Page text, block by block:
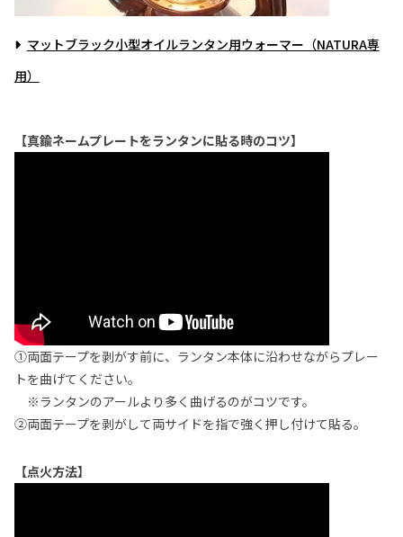
マットブラック小型オイルランタン用ウォーマー（NATURA専
用）
【真鍮ネームプレートをランタンに貼る時のコツ】
①両面テープを剥がす前に、ランタン本体に沿わせながらプレー
トを曲げてください。
※ランタンのアールより多く曲げるのがコツです。
②両面テープを剥がして両サイドを指で強く押し付けて貼る。
【点火方法】